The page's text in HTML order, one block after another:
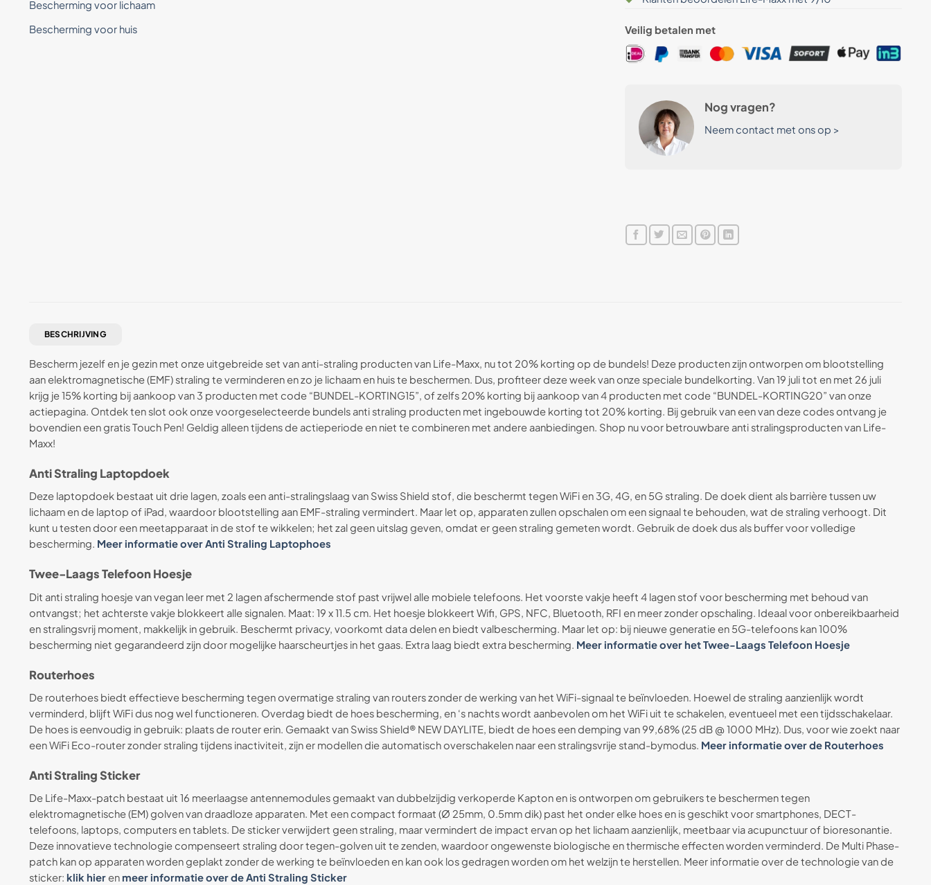
Veilig betalen met
Nog vragen?
Neem contact met ons op >
Bescherming voor lichaam
Bescherming voor huis
BESCHRIJVING
Bescherm jezelf en je gezin met onze uitgebreide set van anti-straling producten van Life-Maxx, nu tot 20% korting op de bundels! Deze producten zijn ontworpen om blootstelling
aan elektromagnetische (EMF) straling te verminderen en zo je lichaam en huis te beschermen. Dus, profiteer deze week van onze speciale bundelkorting. Van 19 juli tot en met 26 juli
krijg je 15% korting bij aankoop van 3 producten met code “BUNDEL-KORTING15”, of zelfs 20% korting bij aankoop van 4 producten met code “BUNDEL-KORTING20” van onze
actiepagina. Ontdek ten slot ook onze voorgeselecteerde bundels anti straling producten met ingebouwde korting tot 20% korting. Bij gebruik van een van deze codes ontvang je
bovendien een gratis Touch Pen! Geldig alleen tijdens de actieperiode en niet te combineren met andere aanbiedingen. Shop nu voor betrouwbare anti stralingsproducten van Life-
Maxx!
Anti Straling Laptopdoek
Deze laptopdoek bestaat uit drie lagen, zoals een anti-stralingslaag van Swiss Shield stof, die beschermt tegen WiFi en 3G, 4G, en 5G straling. De doek dient als barrière tussen uw
lichaam en de laptop of iPad, waardoor blootstelling aan EMF-straling vermindert. Maar let op, apparaten zullen opschalen om een signaal te behouden, wat de straling verhoogt. Dit
kunt u testen door een meetapparaat in de stof te wikkelen; het zal geen uitslag geven, omdat er geen straling gemeten wordt. Gebruik de doek dus als buffer voor volledige
bescherming. Meer informatie over Anti Straling Laptophoes
Twee-Laags Telefoon Hoesje
Dit anti straling hoesje van vegan leer met 2 lagen afschermende stof past vrijwel alle mobiele telefoons. Het voorste vakje heeft 4 lagen stof voor bescherming met behoud van
ontvangst; het achterste vakje blokkeert alle signalen. Maat: 19 x 11.5 cm. Het hoesje blokkeert Wifi, GPS, NFC, Bluetooth, RFI en meer zonder opschaling. Ideaal voor onbereikbaarheid
en stralingsvrij moment, makkelijk in gebruik. Beschermt privacy, voorkomt data delen en biedt valbescherming. Maar let op: bij nieuwe generatie en 5G-telefoons kan 100%
bescherming niet gegarandeerd zijn door mogelijke haarscheurtjes in het gaas. Extra laag biedt extra bescherming. Meer informatie over het Twee-Laags Telefoon Hoesje
Routerhoes
De routerhoes biedt effectieve bescherming tegen overmatige straling van routers zonder de werking van het WiFi-signaal te beïnvloeden. Hoewel de straling aanzienlijk wordt
verminderd, blijft WiFi dus nog wel functioneren. Overdag biedt de hoes bescherming, en ‘s nachts wordt aanbevolen om het WiFi uit te schakelen, eventueel met een tijdsschakelaar.
De hoes is eenvoudig in gebruik: plaats de router erin. Gemaakt van Swiss Shield® NEW DAYLITE, biedt de hoes een demping van 99,68% (25 dB @ 1000 MHz). Dus, voor wie zoekt naar
een WiFi Eco-router zonder straling tijdens inactiviteit, zijn er modellen die automatisch overschakelen naar een stralingsvrije stand-bymodus. Meer informatie over de Routerhoes
Anti Straling Sticker
De Life-Maxx-patch bestaat uit 16 meerlaagse antennemodules gemaakt van dubbelzijdig verkoperde Kapton en is ontworpen om gebruikers te beschermen tegen
elektromagnetische (EM) golven van draadloze apparaten. Met een compact formaat (Ø 25mm, 0.5mm dik) past het onder elke hoes en is geschikt voor smartphones, DECT-
telefoons, laptops, computers en tablets. De sticker verwijdert geen straling, maar vermindert de impact ervan op het lichaam aanzienlijk, meetbaar via acupunctuur of bioresonantie.
Deze innovatieve technologie compenseert straling door tegen-golven uit te zenden, waardoor ongewenste biologische en thermische effecten worden verminderd. De Multi Phase-
patch kan op apparaten worden geplakt zonder de werking te beïnvloeden en kan ook los gedragen worden om het welzijn te herstellen. Meer informatie over de technologie van de
sticker: klik hier en meer informatie over de Anti Straling Sticker